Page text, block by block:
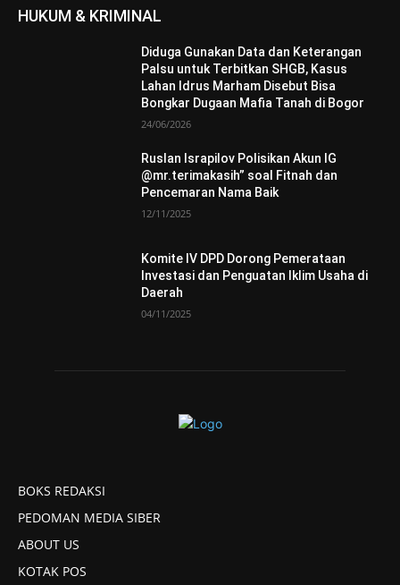
HUKUM & KRIMINAL
Diduga Gunakan Data dan Keterangan
Palsu untuk Terbitkan SHGB, Kasus
Lahan Idrus Marham Disebut Bisa
Bongkar Dugaan Mafia Tanah di Bogor
24/06/2026
Ruslan Israpilov Polisikan Akun IG
@mr.terimakasih” soal Fitnah dan
Pencemaran Nama Baik
12/11/2025
Komite IV DPD Dorong Pemerataan
Investasi dan Penguatan Iklim Usaha di
Daerah
04/11/2025
BOKS REDAKSI
PEDOMAN MEDIA SIBER
ABOUT US
KOTAK POS